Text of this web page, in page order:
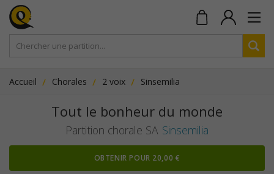
Accueil Chorales 2 voix Sinsemilia
Tout le bonheur du monde
Partition chorale SA Sinsemilia
OBTENIR POUR 20,00 €